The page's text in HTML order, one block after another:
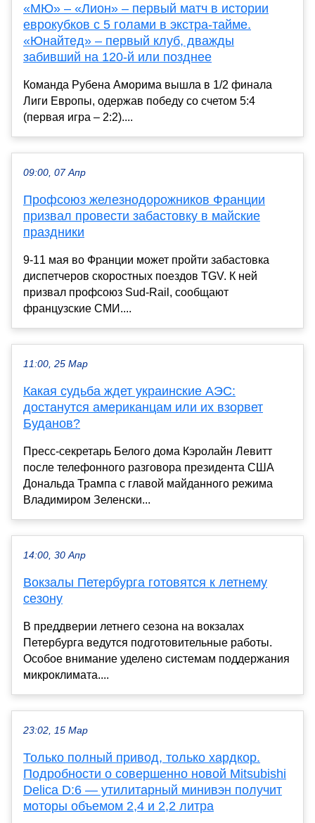
«МЮ» – «Лион» – первый матч в истории
еврокубков с 5 голами в экстра-тайме.
«Юнайтед» – первый клуб, дважды
забивший на 120-й или позднее
Команда Рубена Аморима вышла в 1/2 финала
Лиги Европы, одержав победу со счетом 5:4
(первая игра – 2:2)....
09:00, 07 Апр
Профсоюз железнодорожников Франции
призвал провести забастовку в майские
праздники
9-11 мая во Франции может пройти забастовка
диспетчеров скоростных поездов TGV. К ней
призвал профсоюз Sud-Rail, сообщают
французские СМИ....
11:00, 25 Мар
Какая судьба ждет украинские АЭС:
достанутся американцам или их взорвет
Буданов?
Пресс-секретарь Белого дома Кэролайн Левитт
после телефонного разговора президента США
Дональда Трампа с главой майданного режима
Владимиром Зеленски...
14:00, 30 Апр
Вокзалы Петербурга готовятся к летнему
сезону
В преддверии летнего сезона на вокзалах
Петербурга ведутся подготовительные работы.
Особое внимание уделено системам поддержания
микроклимата....
23:02, 15 Мар
Только полный привод, только хардкор.
Подробности о совершенно новой Mitsubishi
Delica D:6 — утилитарный минивэн получит
моторы объемом 2,4 и 2,2 литра